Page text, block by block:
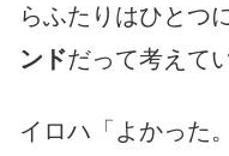
らふたりはひとつ
ンドだって考えて
イロハ「よかった